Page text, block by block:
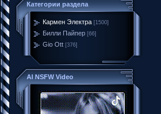
Категории раздела
Кармен Электра [1500]
Билли Пайпер [66]
Gio Ott [376]
AI NSFW Video